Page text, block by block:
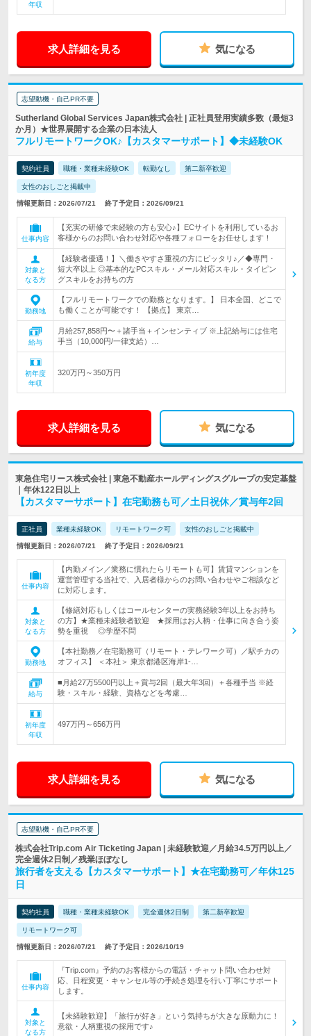
年収
求人詳細を見る 気になる
志望動機・自己PR不要
Sutherland Global Services Japan株式会社 | 正社員登用実績多数（最短3
か月）★世界展開する企業の日本法人
フルリモートワークOK♪【カスタマーサポート】◆未経験OK
契約社員 職種・業種未経験OK 転勤なし 第二新卒歓迎
女性のおしごと掲載中
情報更新日：2026/07/21 終了予定日：2026/09/21
仕事内容
【充実の研修で未経験の方も安心♪】ECサイトを利用しているお
客様からのお問い合わせ対応や各種フォローをお任せします！
対象と
なる方
【経験者優遇！】＼働きやすさ重視の方にピッタリ♪／◆専門・
短大卒以上 ◎基本的なPCスキル・メール対応スキル・タイピン
グスキルをお持ちの方
勤務地
【フルリモートワークでの勤務となります。】 日本全国、どこで
も働くことが可能です！ 【拠点】 東京…
給与
月給257,858円〜＋諸手当＋インセンティブ ※上記給与には住宅
手当（10,000円/一律支給）…
初年度
年収
320万円～350万円
求人詳細を見る 気になる
東急住宅リース株式会社 | 東急不動産ホールディングスグループの安定基盤
｜年休122日以上
【カスタマーサポート】在宅勤務も可／土日祝休／賞与年2回
正社員 業種未経験OK リモートワーク可 女性のおしごと掲載中
情報更新日：2026/07/21 終了予定日：2026/09/21
仕事内容
【内勤メイン／業務に慣れたらリモートも可】賃貸マンションを
運営管理する当社で、入居者様からのお問い合わせやご相談など
に対応します。
対象と
なる方
【修繕対応もしくはコールセンターの実務経験3年以上をお持ち
の方】★業種未経験者歓迎 ★採用はお人柄・仕事に向き合う姿
勢を重視 ◎学歴不問
勤務地
【本社勤務／在宅勤務可（リモート・テレワーク可）／駅チカの
オフィス】 ＜本社＞ 東京都港区海岸1-…
給与
■月給27万5500円以上＋賞与2回（最大年3回）＋各種手当 ※経
験・スキル・経験、資格などを考慮…
初年度
年収
497万円～656万円
求人詳細を見る 気になる
志望動機・自己PR不要
株式会社Trip.com Air Ticketing Japan | 未経験歓迎／月給34.5万円以上／
完全週休2日制／残業ほぼなし
旅行者を支える【カスタマーサポート】★在宅勤務可／年休125
日
契約社員 職種・業種未経験OK 完全週休2日制 第二新卒歓迎
リモートワーク可
情報更新日：2026/07/21 終了予定日：2026/10/19
仕事内容
『Trip.com』予約のお客様からの電話・チャット問い合わせ対
応、日程変更・キャンセル等の手続き処理を行い丁寧にサポート
します。
対象と
なる方
【未経験歓迎】「旅行が好き」という気持ちが大きな原動力に！
意欲・人柄重視の採用です♪